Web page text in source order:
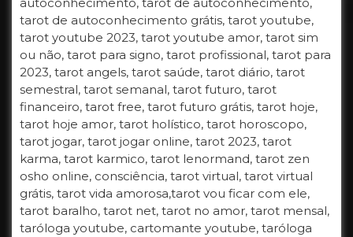
tarot de autoconhecimento grátis, tarot youtube,
tarot youtube 2023, tarot youtube amor, tarot sim
ou não, tarot para signo, tarot profissional, tarot para
2023, tarot angels, tarot saúde, tarot diário, tarot
semestral, tarot semanal, tarot futuro, tarot
financeiro, tarot free, tarot futuro grátis, tarot hoje,
tarot hoje amor, tarot holístico, tarot horoscopo,
tarot jogar, tarot jogar online, tarot 2023, tarot
karma, tarot karmico, tarot lenormand, tarot zen
osho online, consciência, tarot virtual, tarot virtual
grátis, tarot vida amorosa,tarot vou ficar com ele,
tarot baralho, tarot net, tarot no amor, tarot mensal,
taróloga youtube, cartomante youtube, taróloga